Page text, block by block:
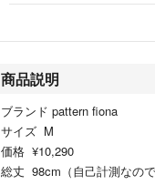
商品説明
ブランド pattern fiona
サイズ M
価格 ¥10,290
総丈 98cm（自己計測なので